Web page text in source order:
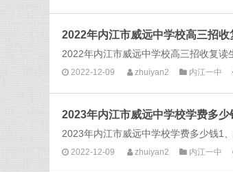
2022年内江市威远中学校高三招收
2022年内江市威远中学校高三招收复读
2022-12-09 zhuiyan2 内江一中
2023年内江市威远中学校学费多少
2023年内江市威远中学校学费多少钱1
2022-12-09 zhuiyan2 内江一中